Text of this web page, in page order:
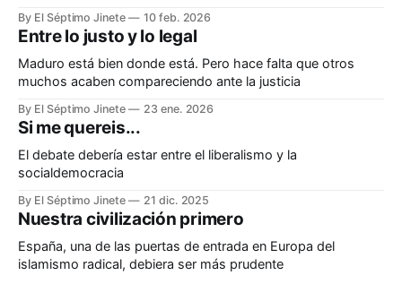
By El Séptimo Jinete 10 feb. 2026
Entre lo justo y lo legal
Maduro está bien donde está. Pero hace falta que otros
muchos acaben compareciendo ante la justicia
By El Séptimo Jinete 23 ene. 2026
Si me quereis...
El debate debería estar entre el liberalismo y la
socialdemocracia
By El Séptimo Jinete 21 dic. 2025
Nuestra civilización primero
España, una de las puertas de entrada en Europa del
islamismo radical, debiera ser más prudente